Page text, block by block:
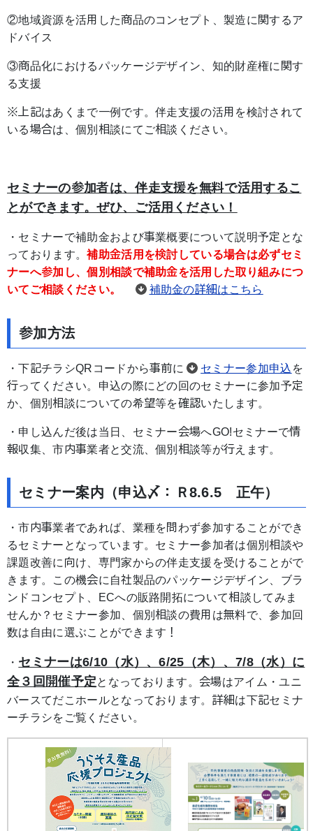
②地域資源を活用した商品のコンセプト、製造に関するア
ドバイス
③商品化におけるパッケージデザイン、知的財産権に関す
る支援
※上記はあくまで一例です。伴走支援の活用を検討されて
いる場合は、個別相談にてご相談ください。
セミナーの参加者は、伴走支援を無料で活用するこ
とができます。ぜひ、ご活用ください！
・セミナーで補助金および事業概要について説明予定とな
っております。補助金活用を検討している場合は必ずセミ
ナーへ参加し、個別相談で補助金を活用した取り組みにつ
いてご相談ください。
補助金の詳細はこちら
参加方法
・下記チラシQRコードから事前に セミナー参加申込 を
行ってください。申込の際にどの回のセミナーに参加予定
か、個別相談についての希望等を確認いたします。
・申し込んだ後は当日、セミナー会場へGO!セミナーで情
報収集、市内事業者と交流、個別相談等が行えます。
セミナー案内（申込〆：Ｒ8.6.5 正午）
・市内事業者であれば、業種を問わず参加することができ
るセミナーとなっています。セミナー参加者は個別相談や
課題改善に向け、専門家からの伴走支援を受けることがで
きます。この機会に自社製品のパッケージデザイン、ブラ
ンドコンセプト、ECへの販路開拓について相談してみま
せんか？セミナー参加、個別相談の費用は無料で、参加回
数は自由に選ぶことができます！
・ セミナーは6/10（水）、6/25（木）、7/8（水）に
全３回開催予定となっております。会場はアイム・ユニ
バースてだこホールとなっております。詳細は下記セミナ
ーチラシをご覧ください。